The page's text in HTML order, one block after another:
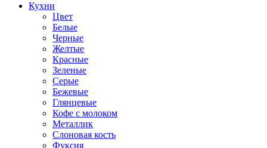
Кухни
Цвет
Белые
Черные
Желтые
Красные
Зеленые
Серые
Бежевые
Глянцевые
Кофе с молоком
Металлик
Слоновая кость
Фуксия